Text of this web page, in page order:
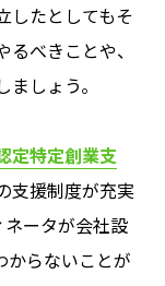
したとしてもそ
べきことや、
しょう。
定特定創業支
支援制度が充実
ネータが会社設
からないことが